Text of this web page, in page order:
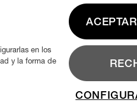
en los
y la forma de